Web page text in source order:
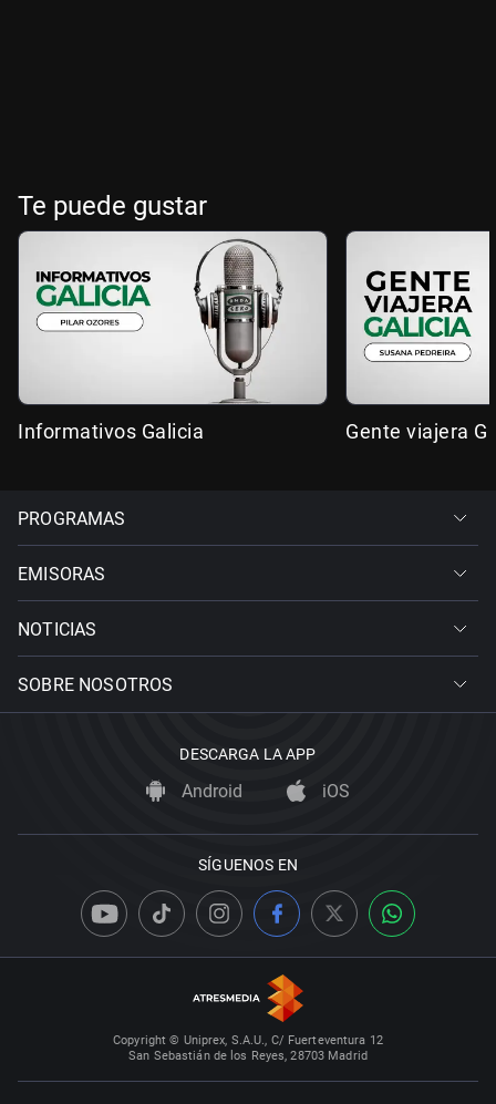
Te puede gustar
Informativos Galicia Gente viajera
PROGRAMAS
EMISORAS
NOTICIAS
SOBRE NOSOTROS
DESCARGA LA APP
Android iOS
SÍGUENOS EN
Copyright © Uniprex, S.A.U., C/ Fuerteventura 12
San Sebastián de los Reyes, 28703 Madrid